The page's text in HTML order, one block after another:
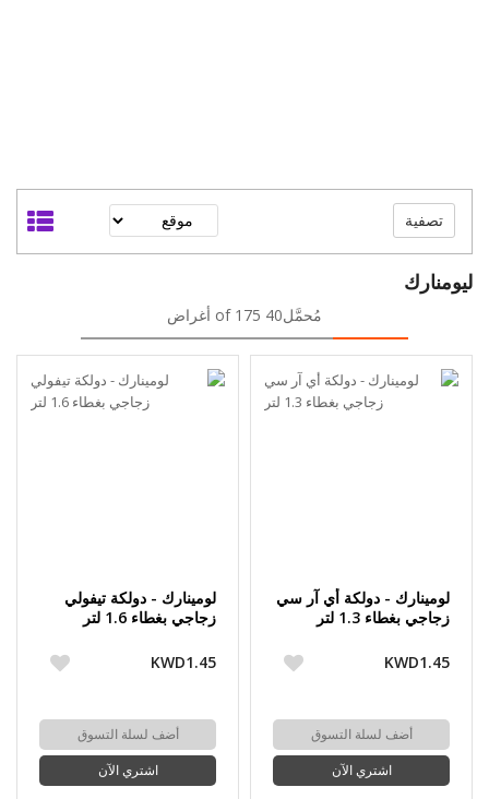
ليومنارك
مُحمَّل40 of 175 أغراض
لومينارك - دولكة أي آر سي
زجاجي بغطاء 1.3 لتر
KWD1.45
أضف لسلة التسوق
اشتري الآن
لومينارك - دولكة تيفولي
زجاجي بغطاء 1.6 لتر
KWD1.45
أضف لسلة التسوق
اشتري الآن
تصفية